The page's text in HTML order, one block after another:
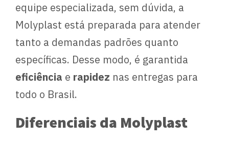
equipe especializada, sem dúvida, a
Molyplast está preparada para atender
tanto a demandas padrões quanto
específicas. Desse modo, é garantida
eficiência e rapidez nas entregas para
todo o Brasil.
Diferenciais da Molyplast